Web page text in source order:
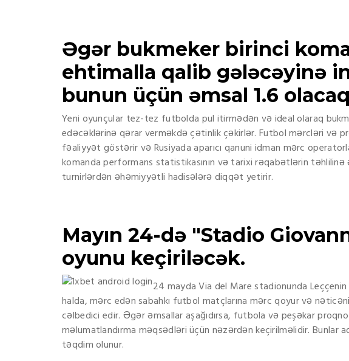
Əgər bukmeker birinci
ehtimalla qalib gələcəyinə
bunun üçün əmsal 1.6
Yeni oyunçular tez-tez futbolda pul itirmədən və ideal olaraq
edəcəklərinə qərar verməkdə çətinlik çəkirlər. Futbol mərcləri və
fəaliyyət göstərir və Rusiyada aparıcı qanuni idman mərc
komanda performans statistikasının və tarixi rəqabətlərin təhlilinə
turnirlərdən əhəmiyyətli hadisələrə diqqət yetirir.
Mayın 24-də "Stadio
oyunu keçiriləcək.
24 mayda Via del Mare stadionunda
halda, mərc edən sabahkı futbol matçlarına mərc qoyur və
cəlbedici edir. Əgər əmsallar aşağıdırsa, futbola və peşəkar
məlumatlandırma məqsədləri üçün nəzərdən keçirilməlidir. Bunlar
təqdim olunur.